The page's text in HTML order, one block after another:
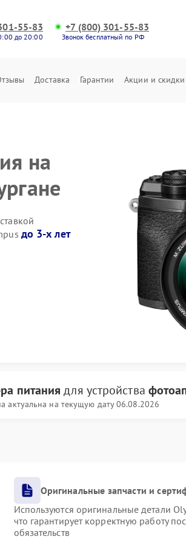
55-83
до 20:00
+7 (800) 301-55-83
Звонок бесплатный по РФ
Доставка Гарантии Акции и скидки
на
до 3-х лет
питания для устройства
актуальна на текущую дату 06.08.2026
Оригинальные запчасти и
Используются оригинальные детали
что гарантирует корректную работу
обязательств